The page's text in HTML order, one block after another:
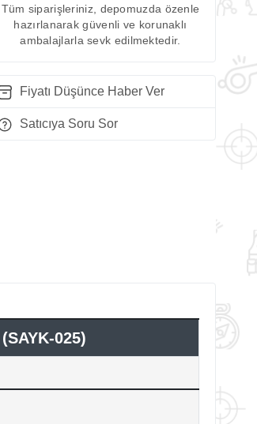
Tüm siparişleriniz, depomuzda özenle
hazırlanarak güvenli ve korunaklı
ambalajlarla sevk edilmektedir.
Fiyatı Düşünce Haber Ver
Satıcıya Soru Sor
025)